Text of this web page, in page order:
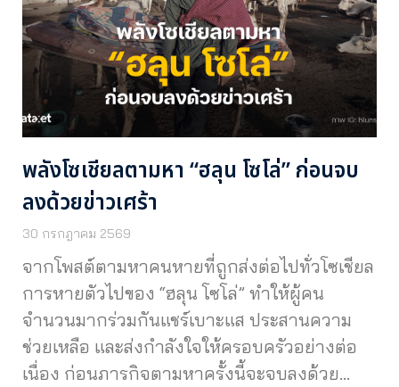
พลังโซเชียลตามหา “ฮลุน โซโล่” ก่อนจบ
ลงด้วยข่าวเศร้า
30 กรกฎาคม 2569
จากโพสต์ตามหาคนหายที่ถูกส่งต่อไปทั่วโซเชียล
การหายตัวไปของ “ฮลุน โซโล่” ทำให้ผู้คน
จำนวนมากร่วมกันแชร์เบาะแส ประสานความ
ช่วยเหลือ และส่งกำลังใจให้ครอบครัวอย่างต่อ
เนื่อง ก่อนภารกิจตามหาครั้งนี้จะจบลงด้วย…